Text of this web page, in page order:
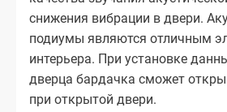
снижения вибрации в двери.
подиумы являются отличным
интерьера. При установке
дверца бардачка сможет
при открытой двери.